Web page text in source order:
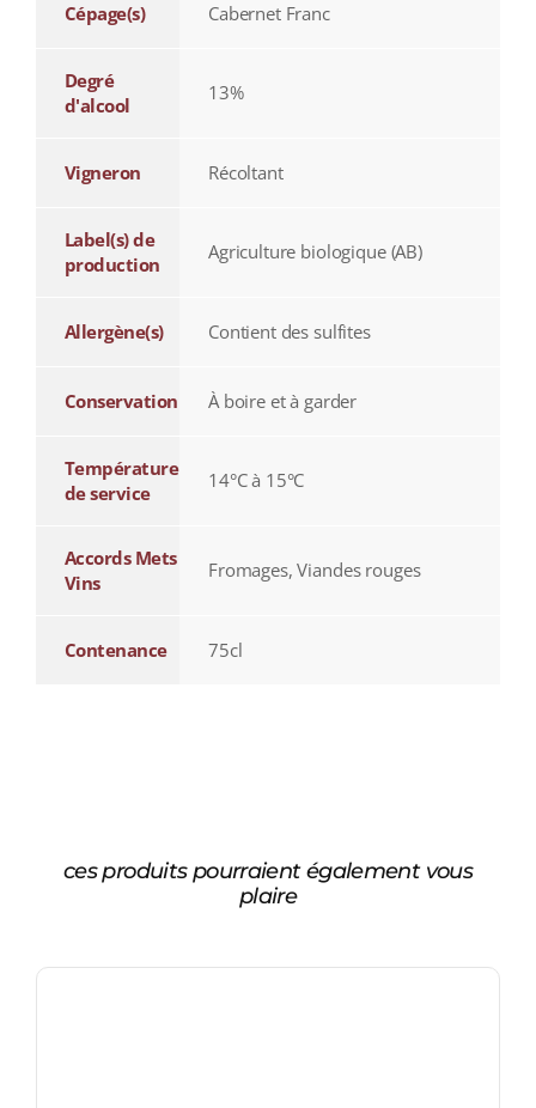
Cépage(s) Cabernet Franc
Degré
d'alcool
13%
Vigneron Récoltant
Label(s) de
production
Agriculture biologique (AB)
Allergène(s) Contient des sulfites
Conservation À boire et à garder
Température
de service
14°C à 15°C
Accords Mets
Vins
Fromages, Viandes rouges
Contenance 75cl
ces produits pourraient également vous
plaire